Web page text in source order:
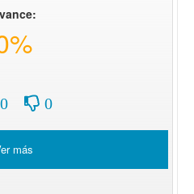
0 0
más